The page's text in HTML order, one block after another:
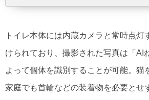
トイレ本体には内蔵カメラと常時点灯
けられており、撮影された写真は「AI
よって個体を識別することが可能。猫
家庭でも首輪などの装着物を必要とせ